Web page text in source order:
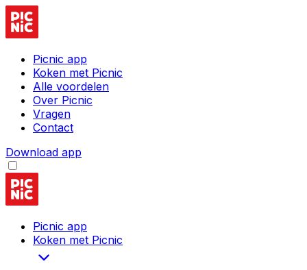
Picnic app
Koken met Picnic
Alle voordelen
Over Picnic
Vragen
Contact
Download app
Picnic app
Koken met Picnic